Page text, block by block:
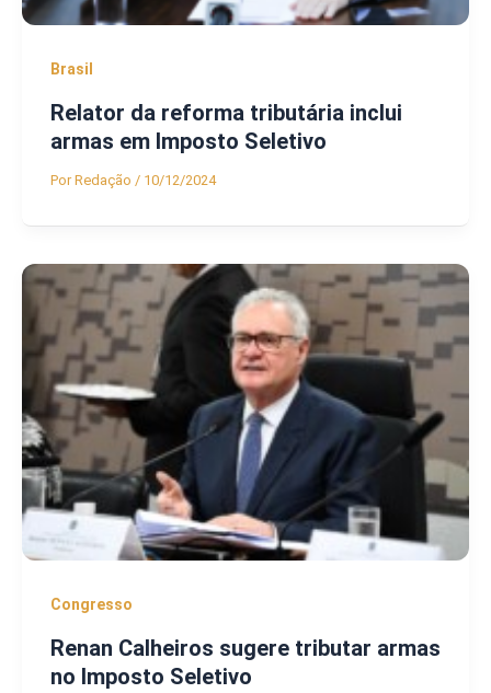
Brasil
Relator da reforma tributária inclui
armas em Imposto Seletivo
PorRedação / 10/12/2024
Congresso
Renan Calheiros sugere tributar armas
no Imposto Seletivo